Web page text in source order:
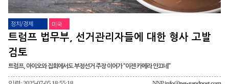
정치/경제 미국
트럼프 법무부, 선거관리자들에 대한 형사 고발
검토
트럼프, 아이오와 집회에서도 부정선거 주장 이어가 “이젠 카메라 안끄네”